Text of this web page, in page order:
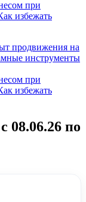
при
избежать
продвижения на
инструменты
при
избежать
08.06.26 по